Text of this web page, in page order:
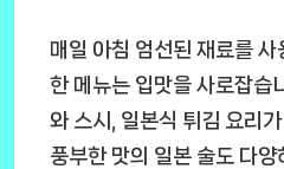
매일 아침 엄선된 재료를 사
한 메뉴는 입맛을 사로잡습
와 스시, 일본식 튀김 요리
풍부한 맛의 일본 술도 다양